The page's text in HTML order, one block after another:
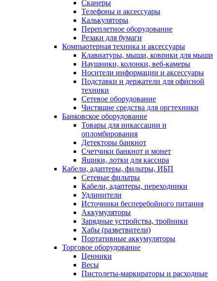
Сканеры
Телефоны и аксессуары
Калькуляторы
Переплетное оборудование
Резаки для бумаги
Компьютерная техника и аксессуары
Клавиатуры, мыши, коврики для мыши
Наушники, колонки, веб-камеры
Носители информации и аксессуары
Подставки и держатели для офисной
техники
Сетевое оборудование
Чистящие средства для оргтехники
Банковское оборудование
Товары для инкассации и
опломбирования
Детекторы банкнот
Счетчики банкнот и монет
Ящики, лотки для кассира
Кабели, адаптеры, фильтры, ИБП
Сетевые фильтры
Кабели, адаптеры, переходники
Удлинители
Источники бесперебойного питания
Аккумуляторы
Зарядные устройства, тройники
Хабы (разветвители)
Портативные аккумуляторы
Торговое оборудование
Ценники
Весы
Пистолеты-маркираторы и расходные